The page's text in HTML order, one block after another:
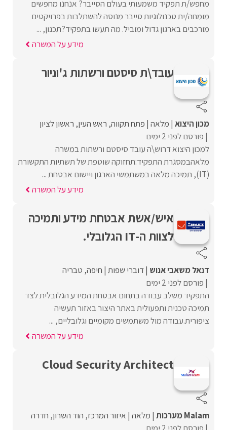
מחפש/ת תפקיד משמעותי בעולם הסייבר? אנחנו מחפשים
מומחה/ית טכנולוגיות סייבר מנוסה להשתלבות בפרויקטים
מורכבים בארגון גדול ומוביל. מה תעשו בתפקיד?תכנון, ...
מידע על המשרה
עובד\ת סיסטם ורשתות ג'וניור
מכון היצוא מלאה פתח תקווה ראש העין ראשון לציון
פורסם לפני 2 ימים
למכון היצוא דרוש\ה עובד סיסטם ורשתות במשרה
מלאהבמסגרת התפקיד:תחזוקה שוטפת של תשתיות התקשורת
(IT), תמיכה מלאה במשתמשי הארגון ויישום אבטחת ...
מידע על המשרה
איש/אשת אבטחת מידע ותמיכה
לצוות ה-IT הגלובלי.
דנאל משאבי אנוש דוברי שפות חיפה טבריה
פורסם לפני 2 ימים
התפקיד משלב עבודה בתחום אבטחת המידע הגלובלית לצד
תמיכה טכנית ותפעולית באתר היצור באזור תעשיה
ציפורית.עבודה מול משתמשים מקומיים וגלובליים, ...
מידע על המשרה
Cloud Security Architect
Malam מערכות מלאה איזור המרכז הוד השרון חדרה
פורסם לפני 2 ימים